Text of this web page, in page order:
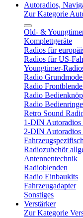
Autoradios,
Zur Kategorie
Old- &
Komplettgeräte
Radios für
Radios für US-
Youngtimer-
Radio
Radio
Radio
Radio
Retro Sound
1-DIN Autoradios
2-DIN Autoradios
Radiozubehör
Antennentechnik
Radioblenden
Radio Einbaukits
Fahrzeugadapter
Sonstiges
Verstärker
Zur Kategorie